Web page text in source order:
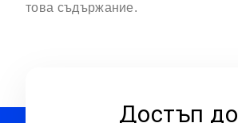
това съдържание.
Достъп до